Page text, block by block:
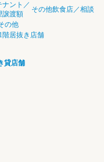
ナント／
譲渡額
その他飲食店／相談
の他
階居抜き店舗
貸店舗